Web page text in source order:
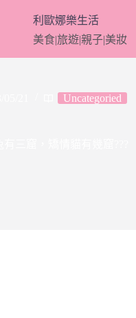
利歐娜樂生活
美食|旅遊|親子|美妝
Uncategoried